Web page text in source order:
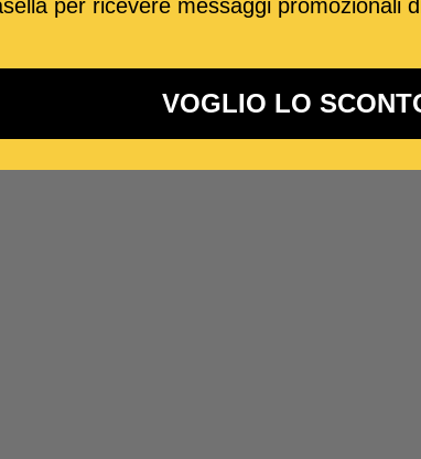
per ricevere messaggi promozionali
VOGLIO LO